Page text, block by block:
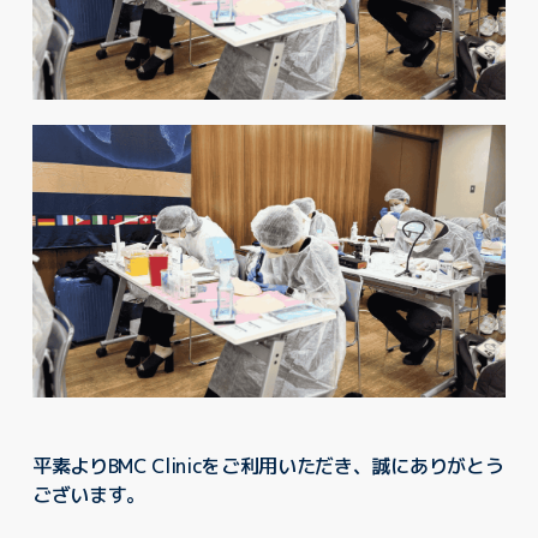
平素よりBMC Clinicをご利用いただき、誠にありがとう
ございます。